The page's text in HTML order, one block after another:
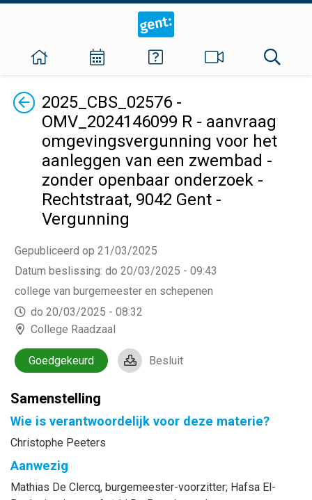
Terug2025_CBS_02576 -
OMV_2024146099 R - aanvraag
omgevingsvergunning voor het
aanleggen van een zwembad -
zonder openbaar onderzoek -
Rechtstraat, 9042 Gent -
Vergunning
Gepubliceerd op 21/03/2025
Datum beslissing: do 20/03/2025 - 09:43
college van burgemeester en schepenen
do 20/03/2025 - 08:32
College Raadzaal
Goedgekeurd Besluit
Samenstelling
Wie is verantwoordelijk voor deze materie?
Christophe Peeters
Aanwezig
Mathias De Clercq, burgemeester-voorzitter; Hafsa El-